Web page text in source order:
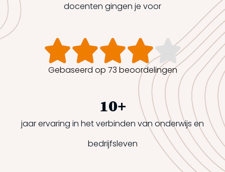
docenten gingen je voor
Gebaseerd op 73 beoordelingen
jaar ervaring in het verbinden van onderwijs en
bedrijfsleven
10+